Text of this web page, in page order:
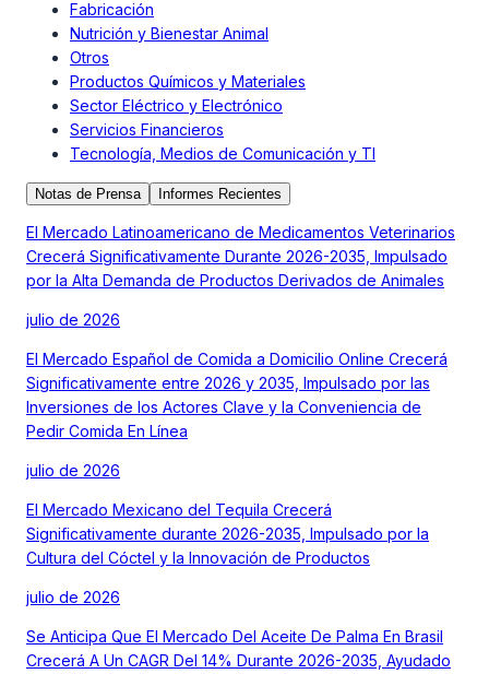
Fabricación
Nutrición y Bienestar Animal
Otros
Productos Químicos y Materiales
Sector Eléctrico y Electrónico
Servicios Financieros
Tecnología, Medios de Comunicación y TI
Notas de Prensa Informes Recientes
El Mercado Latinoamericano de Medicamentos Veterinarios
Crecerá Significativamente Durante 2026-2035, Impulsado
por la Alta Demanda de Productos Derivados de Animales
julio de 2026
El Mercado Español de Comida a Domicilio Online Crecerá
Significativamente entre 2026 y 2035, Impulsado por las
Inversiones de los Actores Clave y la Conveniencia de
Pedir Comida En Línea
julio de 2026
El Mercado Mexicano del Tequila Crecerá
Significativamente durante 2026-2035, Impulsado por la
Cultura del Cóctel y la Innovación de Productos
julio de 2026
Se Anticipa Que El Mercado Del Aceite De Palma En Brasil
Crecerá A Un CAGR Del 14% Durante 2026-2035, Ayudado